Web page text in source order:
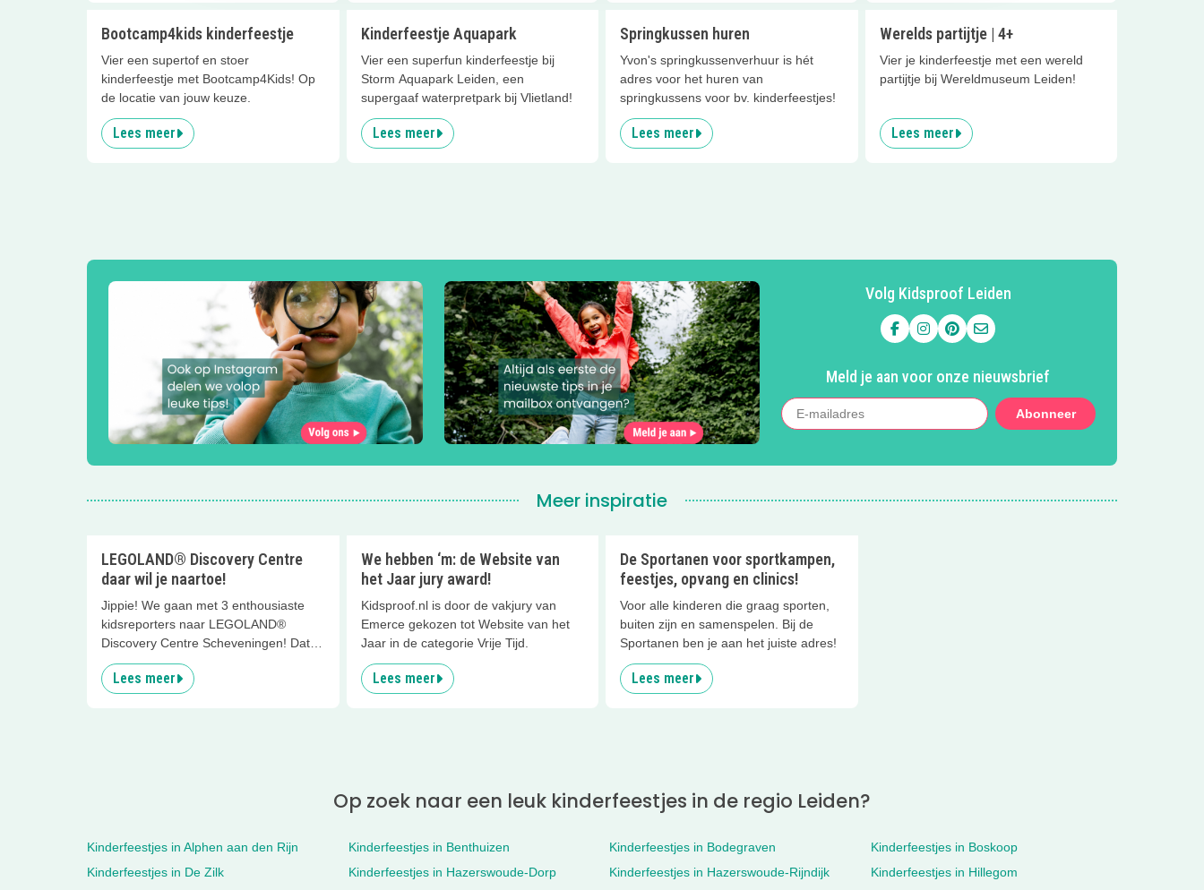
Bootcamp4kids kinderfeestje
Vier een supertof en stoer
kinderfeestje met Bootcamp4Kids! Op
de locatie van jouw keuze.
Lees meer
Kinderfeestje Aquapark
Vier een superfun kinderfeestje bij
Storm Aquapark Leiden, een
supergaaf waterpretpark bij Vlietland!
Lees meer
Springkussen huren
Yvon's springkussenverhuur is hét
adres voor het huren van
springkussens voor bv. kinderfeestjes!
Lees meer
Werelds partijtje | 4+
Vier je kinderfeestje met een wereld
partijtje bij Wereldmuseum Leiden!
Lees meer
Volg Kidsproof Leiden
Volg ons op Facebook
Volg ons op Instagram
Volg ons op Pinterest
Mail ons
Meld je aan voor onze nieuwsbrief
Abonneer
Meer inspiratie
LEGOLAND® Discovery Centre
daar wil je naartoe!
Jippie! We gaan met 3 enthousiaste
kidsreporters naar LEGOLAND®
Discovery Centre Scheveningen! Dat
gebouw op de boulevard van
Scheveningen waar die toffe giraffe
Lees meer
We hebben ‘m: de Website van
het Jaar jury award!
Kidsproof.nl is door de vakjury van
Emerce gekozen tot Website van het
Jaar in de categorie Vrije Tijd.
Lees meer
De Sportanen voor sportkampen,
feestjes, opvang en clinics!
Voor alle kinderen die graag sporten,
buiten zijn en samenspelen. Bij de
Sportanen ben je aan het juiste adres!
Lees meer
Op zoek naar een leuk kinderfeestjes in de regio Leiden?
Kinderfeestjes in Alphen aan den Rijn Kinderfeestjes in Benthuizen Kinderfeestjes in Bodegraven
Kinderfeestjes in Boskoop
Kinderfeestjes in De Zilk
Kinderfeestjes in Hazerswoude-Dorp Kinderfeestjes in Hazerswoude-Rijndijk
Kinderfeestjes in Hillegom